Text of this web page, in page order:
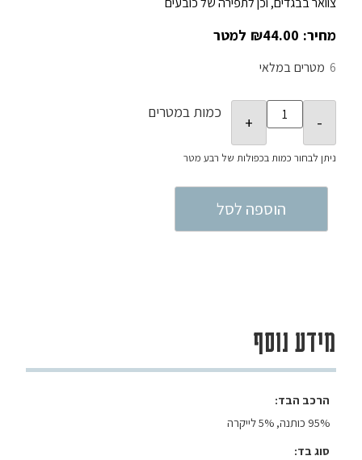
₪44.00
6 במלאי
כמות במטרים
הוספה לסל
מידע נוסף
הרכב הבד
95% כותנה, 5% לייקרה
סוג בד